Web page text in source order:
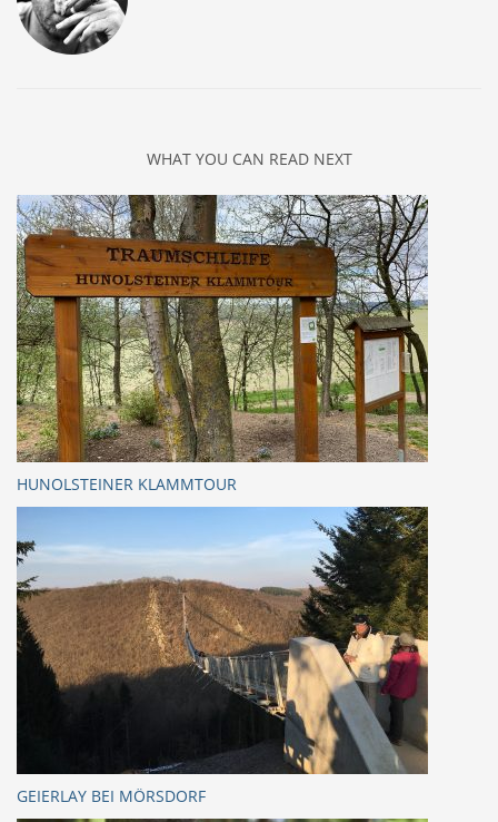
WHAT YOU CAN READ NEXT
HUNOLSTEINER KLAMMTOUR
GEIERLAY BEI MÖRSDORF